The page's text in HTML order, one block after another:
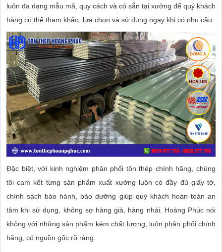
luôn đa dạng mẫu mã, quy cách và có sẵn tại xưởng để quý khách
hàng có thể tham khảo, lựa chọn và sử dụng ngay khi có nhu cầu.
Đặc biệt, với kinh nghiệm phân phối tôn thép chính hãng, chúng
tôi cam kết từng sản phẩm xuất xưởng luôn có đầy đủ giấy tờ,
chính sách bảo hành, bảo dưỡng giúp quý khách hoàn toàn an
tâm khi sử dụng, không sợ hàng giả, hàng nhái. Hoàng Phúc nói
không với những sản phẩm kém chất lượng, luôn phân phối chính
hãng, có nguồn gốc rõ ràng.